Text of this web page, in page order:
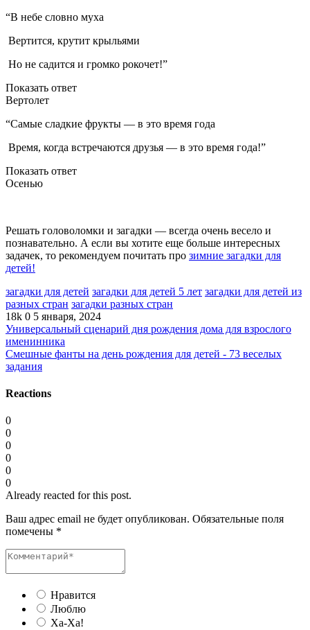
“В небе словно муха
Вертится, крутит крыльями
Но не садится и громко рокочет!”
Показать ответ
Вертолет
“Самые сладкие фрукты — в это время года
Время, когда встречаются друзья — в это время года!”
Показать ответ
Осенью
Решать головоломки и загадки — всегда очень весело и
познавательно. А если вы хотите еще больше интересных
задачек, то рекомендуем почитать про зимние загадки для
детей!
загадки для детей загадки для детей 5 лет загадки для детей из
разных стран загадки разных стран
18k 0 5 января, 2024
Универсальный сценарий дня рождения дома для взрослого
именинника
Смешные фанты на день рождения для детей - 73 веселых
задания
Reactions
0
0
0
0
0
0
Already reacted for this post.
Ваш адрес email не будет опубликован. Обязательные поля
помечены *
Нравится
Люблю
Ха-Ха!